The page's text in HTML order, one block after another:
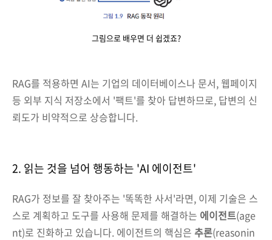
그림으로 배우면 더 쉽겠죠?
RAG를 적용하면 AI는 기업의 데이터베이스나 문서, 웹페이지
등 외부 지식 저장소에서 '팩트'를 찾아 답변하므로, 답변의 신
뢰도가 비약적으로 상승합니다.
2. 읽는 것을 넘어 행동하는 'AI 에이전트'
RAG가 정보를 잘 찾아주는 '똑똑한 사서'라면, 이제 기술은 스
스로 계획하고 도구를 사용해 문제를 해결하는 에이전트(age
nt)로 진화하고 있습니다. 에이전트의 핵심은 추론(reasonin